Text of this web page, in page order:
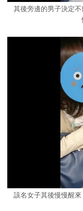
其後旁邊的男子決定
該名女子其後慢慢醒來